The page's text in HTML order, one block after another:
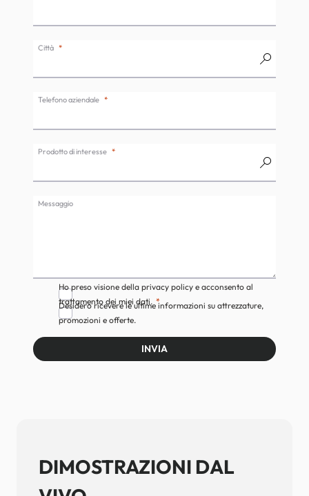
Città
Telefono aziendale
Prodotto di interesse
Messaggio
Ho preso visione della privacy policy e acconsento al
trattamento dei miei dati.
Desidero ricevere le ultime informazioni su attrezzature,
promozioni e offerte.
INVIA
DIMOSTRAZIONI DAL